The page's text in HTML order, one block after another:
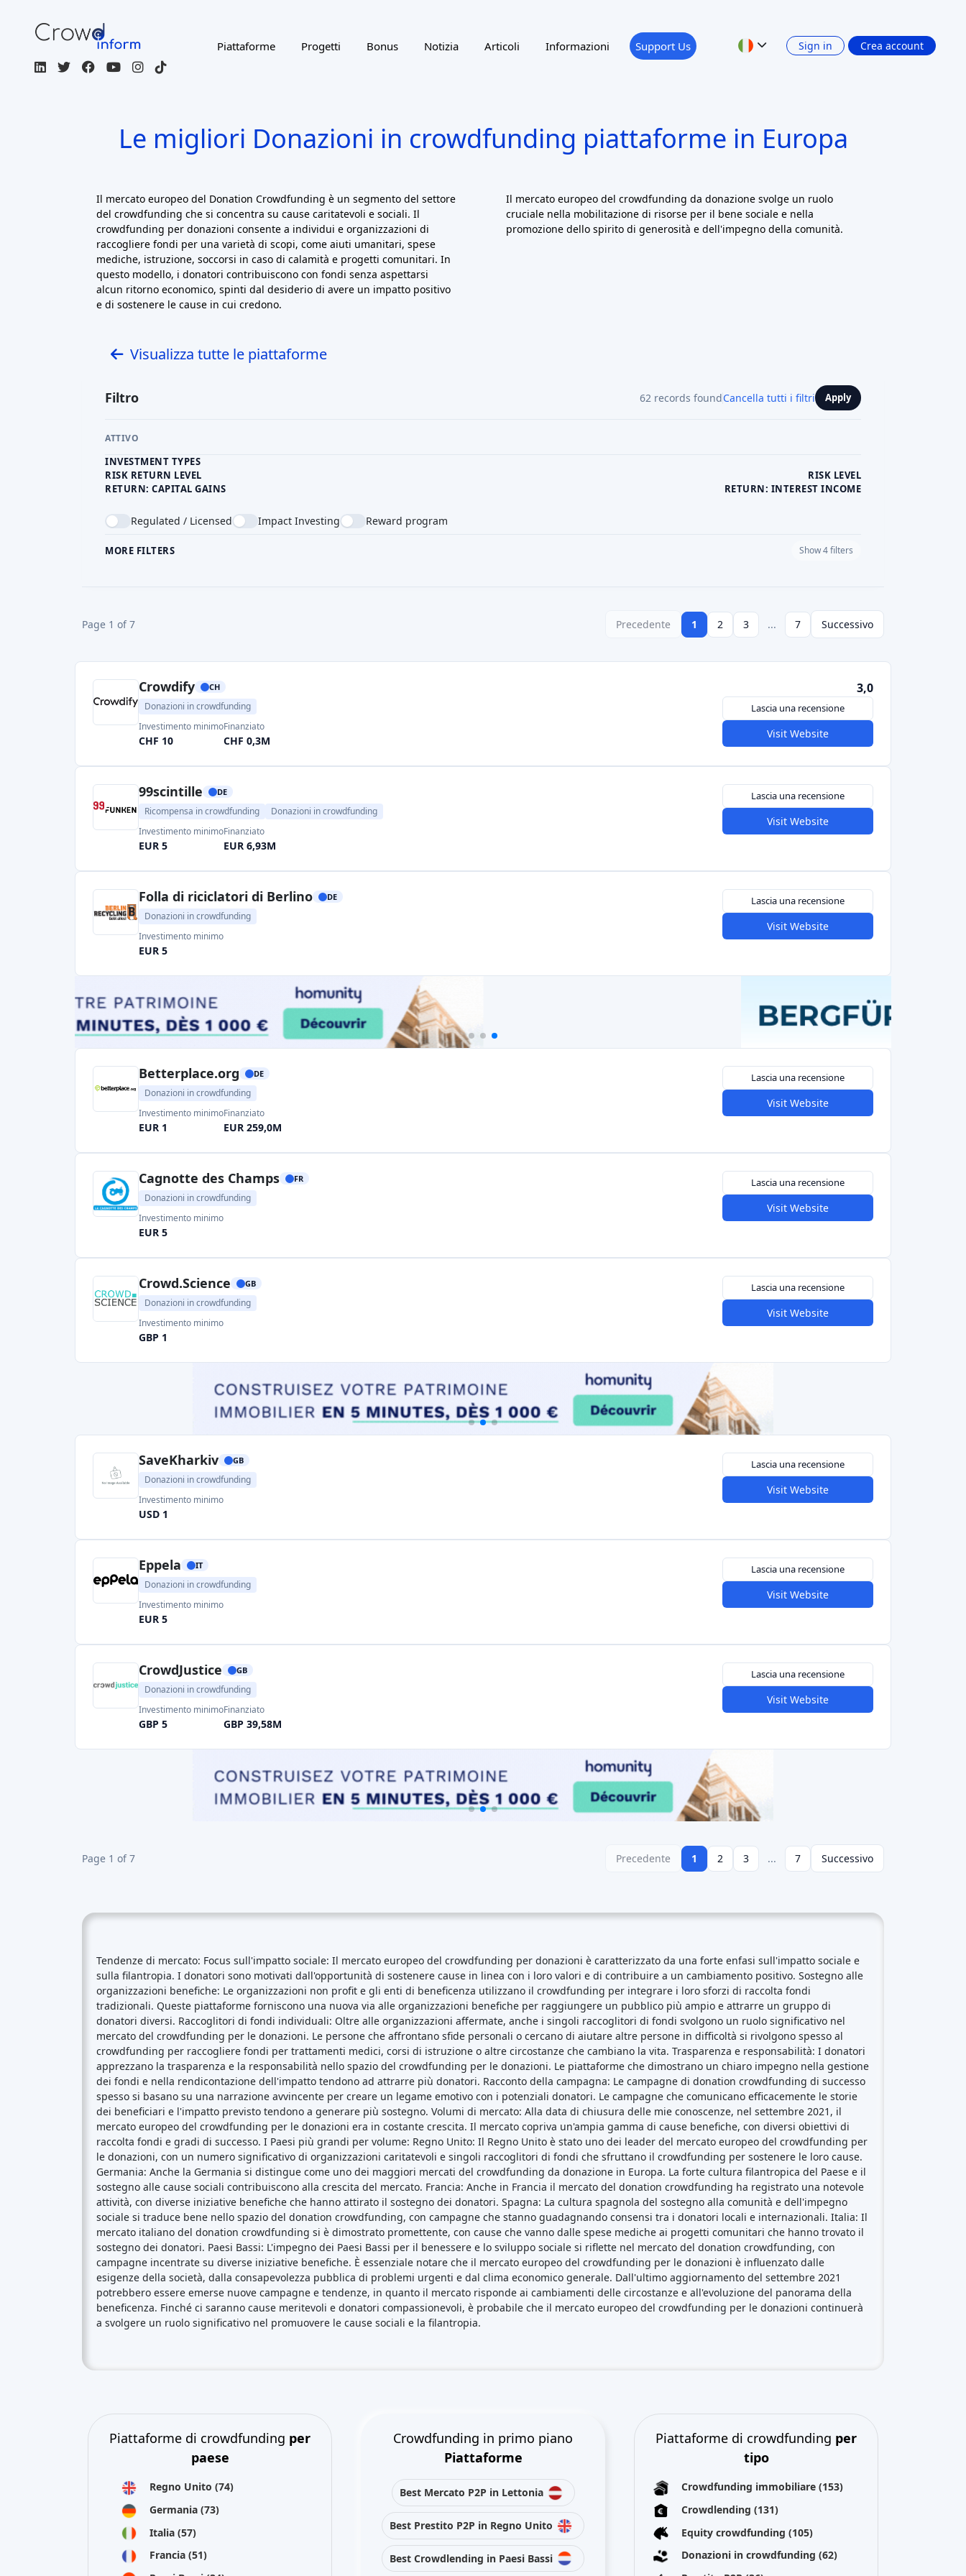
Piattaforme Progetti Bonus Notizia Articoli Informazioni Support Us Sign in Crea account
Le migliori Donazioni in crowdfunding piattaforme in Europa
Il mercato europeo del Donation Crowdfunding è un segmento del settore
del crowdfunding che si concentra su cause caritatevoli e sociali. Il
crowdfunding per donazioni consente a individui e organizzazioni di
raccogliere fondi per una varietà di scopi, come aiuti umanitari, spese
mediche, istruzione, soccorsi in caso di calamità e progetti comunitari. In
questo modello, i donatori contribuiscono con fondi senza aspettarsi
alcun ritorno economico, spinti dal desiderio di avere un impatto positivo
e di sostenere le cause in cui credono.
Il mercato europeo del crowdfunding da donazione svolge un ruolo
cruciale nella mobilitazione di risorse per il bene sociale e nella
promozione dello spirito di generosità e dell'impegno della comunità.
Visualizza tutte le piattaforme
Filtro 62 records foundCancella tutti i filtri Apply
ATTIVO
INVESTMENT TYPES
RISK RETURN LEVEL
RISK LEVEL
RETURN: CAPITAL GAINS
RETURN: INTEREST INCOME
Regulated / Licensed Impact Investing Reward program
MORE FILTERS Show 4 filters
Page 1 of 7 Precedente 1 2 3 ... 7 Successivo
Crowdify CH
Donazioni in crowdfunding
Investimento minimo
CHF 10
Finanziato
CHF 0,3M
3,0
Lascia una recensione
Visit Website
99scintille DE
Ricompensa in crowdfunding
Donazioni in crowdfunding
Investimento minimo
EUR 5
Finanziato
EUR 6,93M
Lascia una recensione
Visit Website
Folla di riciclatori di Berlino DE
Donazioni in crowdfunding
Investimento minimo
EUR 5
Lascia una recensione
Visit Website
Betterplace.org DE
Donazioni in crowdfunding
Investimento minimo
EUR 1
Finanziato
EUR 259,0M
Lascia una recensione
Visit Website
Cagnotte des Champs FR
Donazioni in crowdfunding
Investimento minimo
EUR 5
Lascia una recensione
Visit Website
Crowd.Science GB
Donazioni in crowdfunding
Investimento minimo
GBP 1
Lascia una recensione
Visit Website
SaveKharkiv GB
Donazioni in crowdfunding
Investimento minimo
USD 1
Lascia una recensione
Visit Website
Eppela IT
Donazioni in crowdfunding
Investimento minimo
EUR 5
Lascia una recensione
Visit Website
CrowdJustice GB
Donazioni in crowdfunding
Investimento minimo
GBP 5
Finanziato
GBP 39,58M
Lascia una recensione
Visit Website
Page 1 of 7 Precedente 1 2 3 ... 7 Successivo
Tendenze di mercato: Focus sull'impatto sociale: Il mercato europeo del crowdfunding per donazioni è caratterizzato da una forte enfasi sull'impatto sociale e
sulla filantropia. I donatori sono motivati dall'opportunità di sostenere cause in linea con i loro valori e di contribuire a un cambiamento positivo. Sostegno alle
organizzazioni benefiche: Le organizzazioni non profit e gli enti di beneficenza utilizzano il crowdfunding per integrare i loro sforzi di raccolta fondi
tradizionali. Queste piattaforme forniscono una nuova via alle organizzazioni benefiche per raggiungere un pubblico più ampio e attrarre un gruppo di
donatori diversi. Raccoglitori di fondi individuali: Oltre alle organizzazioni affermate, anche i singoli raccoglitori di fondi svolgono un ruolo significativo nel
mercato del crowdfunding per le donazioni. Le persone che affrontano sfide personali o cercano di aiutare altre persone in difficoltà si rivolgono spesso al
crowdfunding per raccogliere fondi per trattamenti medici, corsi di istruzione o altre circostanze che cambiano la vita. Trasparenza e responsabilità: I donatori
apprezzano la trasparenza e la responsabilità nello spazio del crowdfunding per le donazioni. Le piattaforme che dimostrano un chiaro impegno nella gestione
dei fondi e nella rendicontazione dell'impatto tendono ad attrarre più donatori. Racconto della campagna: Le campagne di donation crowdfunding di successo
spesso si basano su una narrazione avvincente per creare un legame emotivo con i potenziali donatori. Le campagne che comunicano efficacemente le storie
dei beneficiari e l'impatto previsto tendono a generare più sostegno. Volumi di mercato: Alla data di chiusura delle mie conoscenze, nel settembre 2021, il
mercato europeo del crowdfunding per le donazioni era in costante crescita. Il mercato copriva un'ampia gamma di cause benefiche, con diversi obiettivi di
raccolta fondi e gradi di successo. I Paesi più grandi per volume: Regno Unito: Il Regno Unito è stato uno dei leader del mercato europeo del crowdfunding per
le donazioni, con un numero significativo di organizzazioni caritatevoli e singoli raccoglitori di fondi che sfruttano il crowdfunding per sostenere le loro cause.
Germania: Anche la Germania si distingue come uno dei maggiori mercati del crowdfunding da donazione in Europa. La forte cultura filantropica del Paese e il
sostegno alle cause sociali contribuiscono alla crescita del mercato. Francia: Anche in Francia il mercato del donation crowdfunding ha registrato una notevole
attività, con diverse iniziative benefiche che hanno attirato il sostegno dei donatori. Spagna: La cultura spagnola del sostegno alla comunità e dell'impegno
sociale si traduce bene nello spazio del donation crowdfunding, con campagne che stanno guadagnando consensi tra i donatori locali e internazionali. Italia: Il
mercato italiano del donation crowdfunding si è dimostrato promettente, con cause che vanno dalle spese mediche ai progetti comunitari che hanno trovato il
sostegno dei donatori. Paesi Bassi: L'impegno dei Paesi Bassi per il benessere e lo sviluppo sociale si riflette nel mercato del donation crowdfunding, con
campagne incentrate su diverse iniziative benefiche. È essenziale notare che il mercato europeo del crowdfunding per le donazioni è influenzato dalle
esigenze della società, dalla consapevolezza pubblica di problemi urgenti e dal clima economico generale. Dall'ultimo aggiornamento del settembre 2021
potrebbero essere emerse nuove campagne e tendenze, in quanto il mercato risponde ai cambiamenti delle circostanze e all'evoluzione del panorama della
beneficenza. Finché ci saranno cause meritevoli e donatori compassionevoli, è probabile che il mercato europeo del crowdfunding per le donazioni continuerà
a svolgere un ruolo significativo nel promuovere le cause sociali e la filantropia.
Piattaforme di crowdfunding per
paese
Regno Unito (74)
Germania (73)
Italia (57)
Francia (51)
Crowdfunding in primo piano
Piattaforme
Best Mercato P2P in Lettonia
Best Prestito P2P in Regno Unito
Best Crowdlending in Paesi Bassi
Piattaforme di crowdfunding per
tipo
Crowdfunding immobiliare (153)
Crowdlending (131)
Equity crowdfunding (105)
Donazioni in crowdfunding (62)